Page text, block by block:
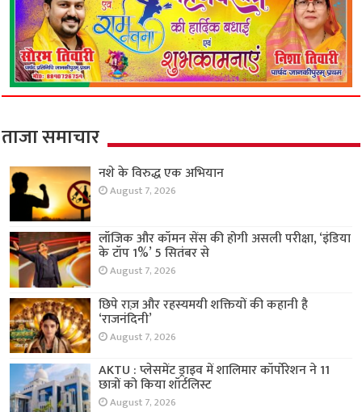
ताजा समाचार
नशे के विरुद्ध एक अभियान
August 7, 2026
लॉजिक और कॉमन सेंस की होगी असली परीक्षा, ‘इंडिया
के टॉप 1%’ 5 सितंबर से
August 7, 2026
छिपे राज़ और रहस्यमयी शक्तियों की कहानी है
‘राजनंदिनी’
August 7, 2026
AKTU : प्लेसमेंट ड्राइव में शालिमार कॉर्पोरेशन ने 11
छात्रों को किया शॉर्टलिस्ट
August 7, 2026